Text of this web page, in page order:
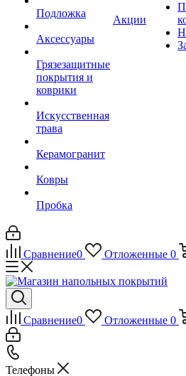
Подложка
Аксессуары
Грязезащитные
покрытия и
коврики
Искусственная
трава
Керамогранит
Ковры
Пробка
Акции
Сравнение0 Отложенные 0
Сравнение0 Отложенные 0
Телефоны